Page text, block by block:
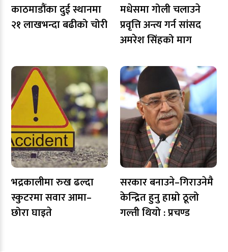
काठमाडौंका दुई स्थानमा
२१ लाखभन्दा बढीको चोरी
मधेसमा गोली चलाउने
प्रवृत्ति अन्त्य गर्न सांसद
अमरेश सिंहको माग
भद्रकालीमा रुख ढल्दा
स्कुटरमा सवार आमा–
छोरा घाइते
सरकार बनाउने–गिराउनेमै
केन्द्रित हुनु हाम्रो ठूलो
गल्ती थियो : प्रचण्ड